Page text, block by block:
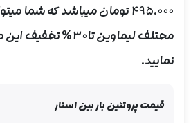
495.000 تومان میباشد که شما
محتلف لیماوین تا30%
نمایید.
قیمت پروتئین بار بین استار